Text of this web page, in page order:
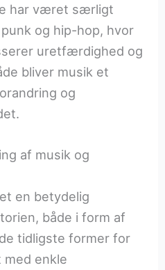
har været særligt
og hip-hop, hvor
uretfærdighed og
bliver musik et
og
af musik og
en betydelig
både i form af
tidligste former for
med enkle